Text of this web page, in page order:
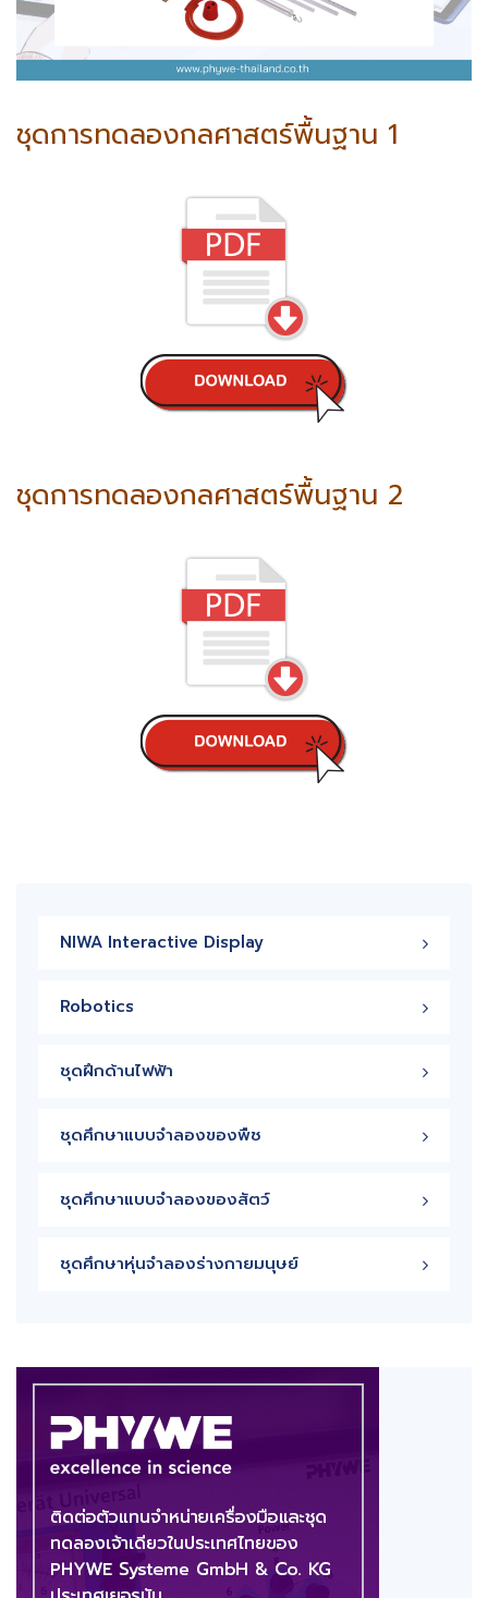
ชุดการทดลองกลศาสตร์พื้นฐาน 1
ชุดการทดลองกลศาสตร์พื้นฐาน 2
NIWA Interactive Display
Robotics
ชุดฝึกด้านไฟฟ้า
ชุดศึกษาแบบจำลองของพืช
ชุดศึกษาแบบจำลองของสัตว์
ชุดศึกษาหุ่นจำลองร่างกายมนุษย์